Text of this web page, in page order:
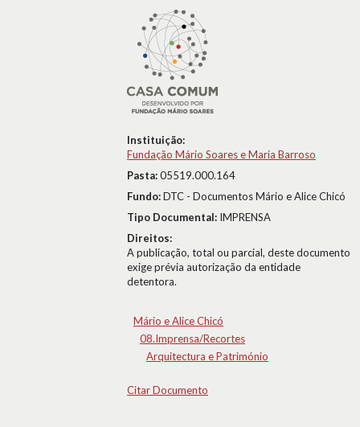
Instituição:
Fundação Mário Soares e Maria Barroso
Pasta:05519.000.164
Fundo:DTC - Documentos Mário e Alice Chicó
Tipo Documental: IMPRENSA
Direitos:
A publicação, total ou parcial, deste documento
exige prévia autorização da entidade
detentora.
Mário e Alice Chicó
08.Imprensa/Recortes
Arquitectura e Património
Citar Documento